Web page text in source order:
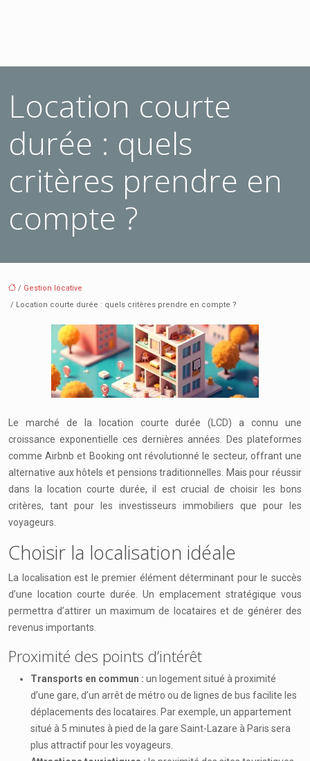
Location courte
durée : quels
critères prendre en
compte ?
/ Gestion locative
/ Location courte durée : quels critères prendre en compte ?
Le marché de la location courte durée (LCD) a connu une
croissance exponentielle ces dernières années. Des plateformes
comme Airbnb et Booking ont révolutionné le secteur, offrant une
alternative aux hôtels et pensions traditionnelles. Mais pour réussir
dans la location courte durée, il est crucial de choisir les bons
critères, tant pour les investisseurs immobiliers que pour les
voyageurs.
Choisir la localisation idéale
La localisation est le premier élément déterminant pour le succès
d’une location courte durée. Un emplacement stratégique vous
permettra d’attirer un maximum de locataires et de générer des
revenus importants.
Proximité des points d’intérêt
Transports en commun : un logement situé à proximité
d’une gare, d’un arrêt de métro ou de lignes de bus facilite les
déplacements des locataires. Par exemple, un appartement
situé à 5 minutes à pied de la gare Saint-Lazare à Paris sera
plus attractif pour les voyageurs.